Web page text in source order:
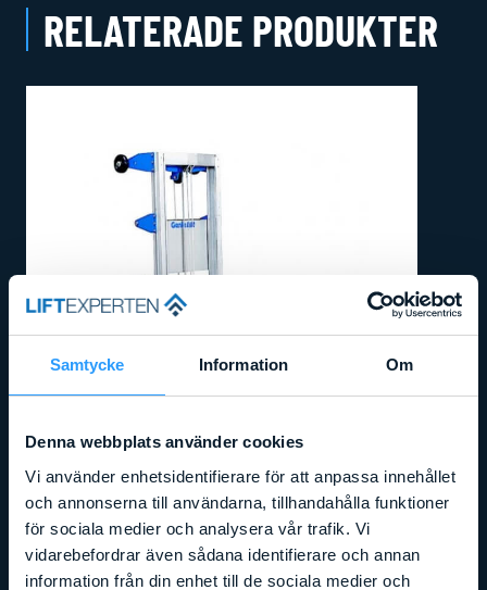
Samtycke Information Om
Denna webbplats använder cookies
Vi använder enhetsidentifierare för att anpassa innehållet
och annonserna till användarna, tillhandahålla funktioner
för sociala medier och analysera vår trafik. Vi
vidarebefordrar även sådana identifierare och annan
information från din enhet till de sociala medier och
RELATERADE PRODUKTER